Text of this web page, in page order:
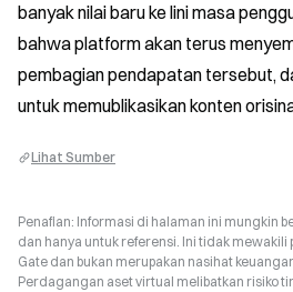
banyak nilai baru ke lini masa
bahwa platform akan terus
pembagian pendapatan tersebut,
untuk memublikasikan konten
Lihat Sumber
Penafian: Informasi di halaman ini mungkin
dan hanya untuk referensi. Ini tidak
Gate dan bukan merupakan nasihat
Perdagangan aset virtual melibatkan risiko